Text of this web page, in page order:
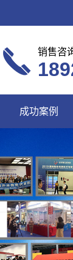
销售咨
成功案例